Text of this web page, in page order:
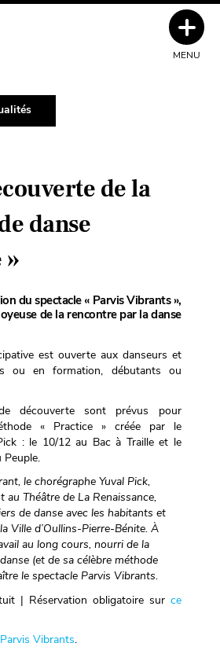
de la
danse
»
du spectacle « Parvis Vibrants »,
de la rencontre par la danse
est ouverte aux danseurs et
ou en formation, débutants ou
découverte sont prévus pour
« Practice » créée par le
: le 10/12 au Bac à Traille et le
Peuple.
le chorégraphe Yuval Pick,
au Théâtre de La Renaissance,
de danse avec les habitants et
Ville d’Oullins-Pierre-Bénite. À
au long cours, nourri de la
(et de sa célèbre méthode
le spectacle Parvis Vibrants.
| Réservation obligatoire sur ce
Vibrants.
MENU